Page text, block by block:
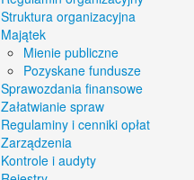
Struktura organizacyjna
Majątek
Mienie publiczne
Pozyskane fundusze
Sprawozdania finansowe
Załatwianie spraw
Regulaminy i cenniki opłat
Zarządzenia
Kontrole i audyty